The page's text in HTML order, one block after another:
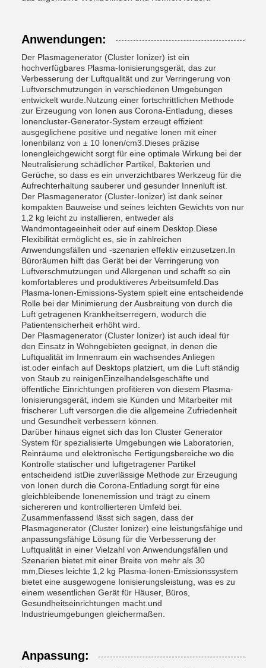
Anwendungen:
Der Plasmagenerator (Cluster Ionizer) ist ein
hochverfügbares Plasma-Ionisierungsgerät, das zur
Verbesserung der Luftqualität und zur Verringerung von
Luftverschmutzungen in verschiedenen Umgebungen
entwickelt wurde.Nutzung einer fortschrittlichen Methode
zur Erzeugung von Ionen aus Corona-Entladung, dieses
Ionencluster-Generator-System erzeugt effizient
ausgeglichene positive und negative Ionen mit einer
Ionenbilanz von ± 10 Ionen/cm3.Dieses präzise
Ionengleichgewicht sorgt für eine optimale Wirkung bei der
Neutralisierung schädlicher Partikel, Bakterien und
Gerüche, so dass es ein unverzichtbares Werkzeug für die
Aufrechterhaltung sauberer und gesunder Innenluft ist.
Der Plasmagenerator (Cluster-Ionizer) ist dank seiner
kompakten Bauweise und seines leichten Gewichts von nur
1,2 kg leicht zu installieren, entweder als
Wandmontageeinheit oder auf einem Desktop.Diese
Flexibilität ermöglicht es, sie in zahlreichen
Anwendungsfällen und -szenarien effektiv einzusetzen.In
Büroräumen hilft das Gerät bei der Verringerung von
Luftverschmutzungen und Allergenen und schafft so ein
komfortableres und produktiveres Arbeitsumfeld.Das
Plasma-Ionen-Emissions-System spielt eine entscheidende
Rolle bei der Minimierung der Ausbreitung von durch die
Luft getragenen Krankheitserregern, wodurch die
Patientensicherheit erhöht wird.
Der Plasmagenerator (Cluster Ionizer) ist auch ideal für
den Einsatz in Wohngebieten geeignet, in denen die
Luftqualität im Innenraum ein wachsendes Anliegen
ist.oder einfach auf Desktops platziert, um die Luft ständig
von Staub zu reinigenEinzelhandelsgeschäfte und
öffentliche Einrichtungen profitieren von diesem Plasma-
Ionisierungsgerät, indem sie Kunden und Mitarbeiter mit
frischerer Luft versorgen.die die allgemeine Zufriedenheit
und Gesundheit verbessern können.
Darüber hinaus eignet sich das Ion Cluster Generator
System für spezialisierte Umgebungen wie Laboratorien,
Reinräume und elektronische Fertigungsbereiche.wo die
Kontrolle statischer und luftgetragener Partikel
entscheidend istDie zuverlässige Methode zur Erzeugung
von Ionen durch die Corona-Entladung sorgt für eine
gleichbleibende Ionenemission und trägt zu einem
sichereren und kontrollierteren Umfeld bei.
Zusammenfassend lässt sich sagen, dass der
Plasmagenerator (Cluster Ionizer) eine leistungsfähige und
anpassungsfähige Lösung für die Verbesserung der
Luftqualität in einer Vielzahl von Anwendungsfällen und
Szenarien bietet.mit einer Breite von mehr als 30
mm,Dieses leichte 1,2 kg Plasma-Ionen-Emissionssystem
bietet eine ausgewogene Ionisierungsleistung, was es zu
einem wesentlichen Gerät für Häuser, Büros,
Gesundheitseinrichtungen macht.und
Industrieumgebungen gleichermaßen.
Anpassung: